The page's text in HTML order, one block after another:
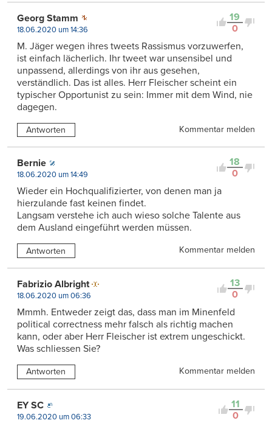
19
0
Georg Stamm
18.06.2020 um 14:36
M. Jäger wegen ihres tweets Rassismus vorzuwerfen,
ist einfach lächerlich. Ihr tweet war unsensibel und
unpassend, allerdings von ihr aus gesehen,
verständlich. Das ist alles. Herr Fleischer scheint ein
typischer Opportunist zu sein: Immer mit dem Wind, nie
dagegen.
Antworten Kommentar melden
18
0
Bernie
18.06.2020 um 14:49
Wieder ein Hochqualifizierter, von denen man ja
hierzulande fast keinen findet.
Langsam verstehe ich auch wieso solche Talente aus
dem Ausland eingeführt werden müssen.
Antworten Kommentar melden
13
0
Fabrizio Albright
18.06.2020 um 06:36
Mmmh. Entweder zeigt das, dass man im Minenfeld
political correctness mehr falsch als richtig machen
kann, oder aber Herr Fleischer ist extrem ungeschickt.
Was schliessen Sie?
Antworten Kommentar melden
11
0
EY SC
19.06.2020 um 06:33